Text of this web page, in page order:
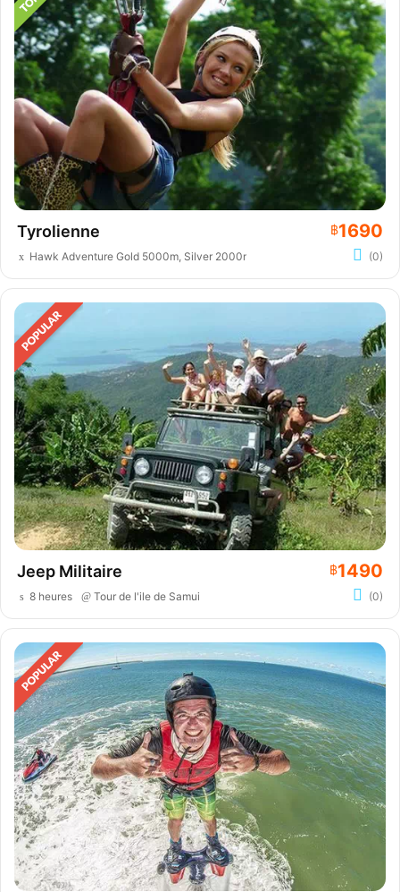
Tyrolienne ฿1690
Hawk Adventure Gold 5000m, Silver 2000m (0)
Jeep Militaire ฿1490
8 heures Tour de l'ile de Samui (0)